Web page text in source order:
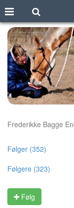
Frederikke Bagge
Følger (352)
Følgere (323)
Følg